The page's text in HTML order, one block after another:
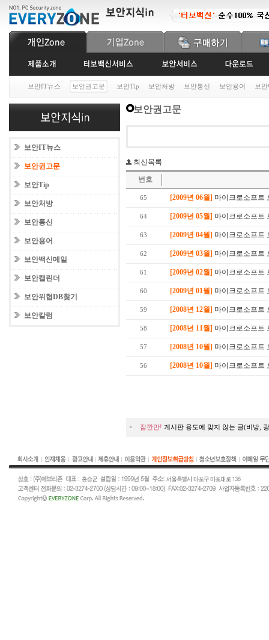
보안IT뉴스 보안권고문 보안Tip 보안처방 보안통신 보안용어 보
보안IT뉴스
보안권고문
보안Tip
보안처방
보안통신
보안용어
보안백신메일
보안캘린더
보안위협DB찾기
보안칼럼
보안권고문
최신목록
번호
65 [2009년 06월] 마이크로소프트
64 [2009년 05월] 마이크로소프트
63 [2009년 04월] 마이크로소프트
62 [2009년 03월] 마이크로소프트
61 [2009년 02월] 마이크로소프트
60 [2009년 01월] 마이크로소프트
59 [2008년 12월] 마이크로소프트
58 [2008년 11월] 마이크로소프트
57 [2008년 10월] 마이크로소프트
56 [2008년 10월] 마이크로소프트
잠깐만! 게시판 용도에 맞지 않는 글(비방,